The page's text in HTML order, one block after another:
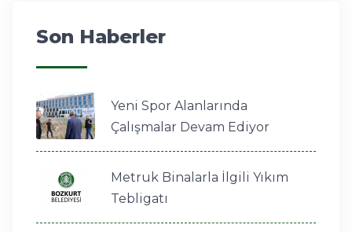
Son Haberler
Yeni Spor Alanlarında
Çalışmalar Devam Ediyor
Metruk Binalarla İlgili Yıkım
Tebligatı